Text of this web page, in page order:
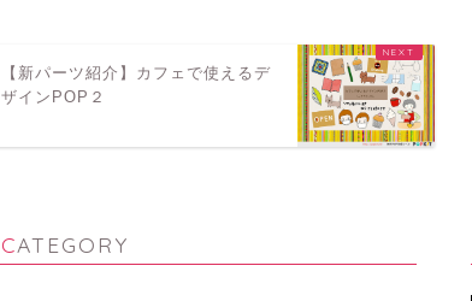
【新パーツ紹介】カフェで使えるデ
ザインPOP２
CATEGORY